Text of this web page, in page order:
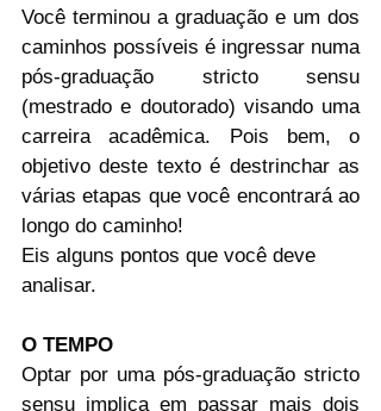
Você terminou a graduação e um dos
caminhos possíveis é ingressar numa
pós-graduação stricto sensu
(mestrado e doutorado) visando uma
carreira acadêmica. Pois bem, o
objetivo deste texto é destrinchar as
várias etapas que você encontrará ao
longo do caminho!
Eis alguns pontos que você deve
analisar.
O TEMPO
Optar por uma pós-graduação stricto
sensu implica em passar mais dois